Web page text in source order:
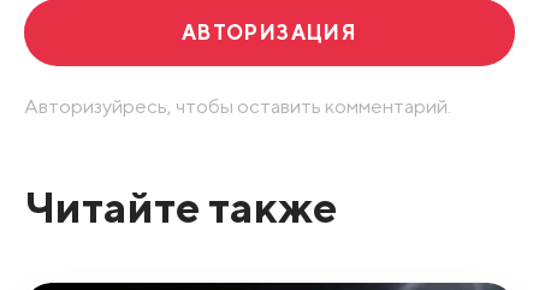
АВТОРИЗАЦИЯ
Авторизуйресь, чтобы оставить комментарий.
Читайте также